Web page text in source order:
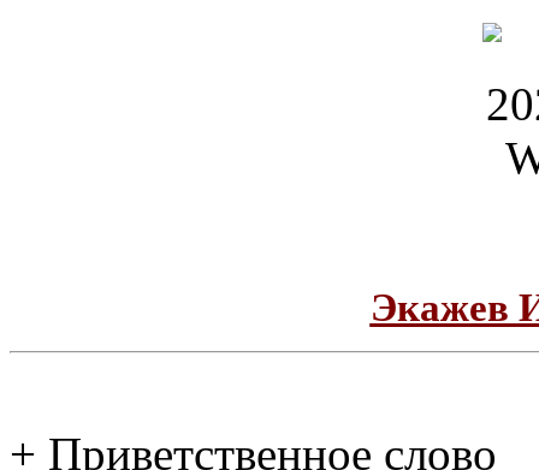
Экажев
+ Приветственное слово